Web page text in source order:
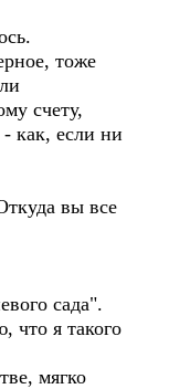
тоже
счету,
как, если ни
вы все
сада".
я такого
мягко